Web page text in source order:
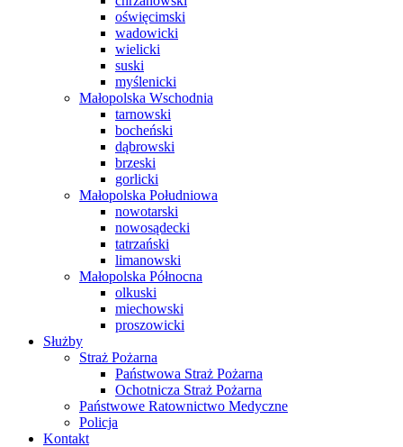
oświęcimski
wadowicki
wielicki
suski
myślenicki
Małopolska Wschodnia
tarnowski
bocheński
dąbrowski
brzeski
gorlicki
Małopolska Południowa
nowotarski
nowosądecki
tatrzański
limanowski
Małopolska Północna
olkuski
miechowski
proszowicki
Służby
Straż Pożarna
Państwowa Straż Pożarna
Ochotnicza Straż Pożarna
Państwowe Ratownictwo Medyczne
Policja
Kontakt